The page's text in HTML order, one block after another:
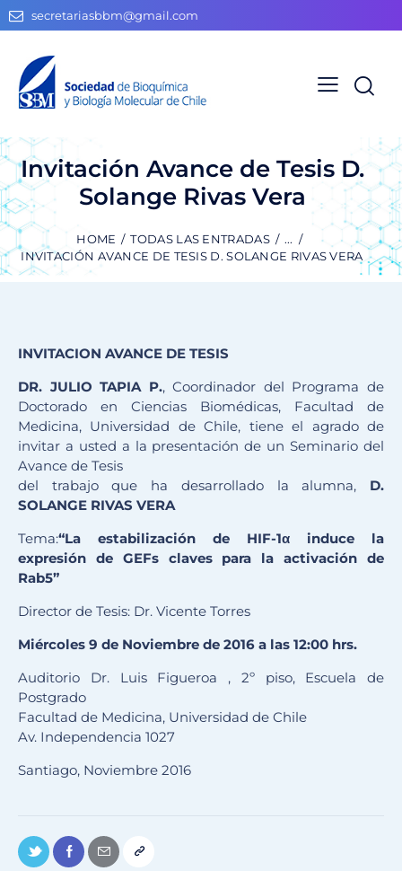
secretariasbbm@gmail.com
Invitación Avance de Tesis D.
Solange Rivas Vera
HOME TODAS LAS ENTRADAS
...
INVITACIÓN AVANCE DE TESIS D. SOLANGE RIVAS VERA
INVITACION AVANCE DE TESIS
DR. JULIO TAPIA P., Coordinador del Programa de
Doctorado en Ciencias Biomédicas, Facultad de
Medicina, Universidad de Chile, tiene el agrado de
invitar a usted a la presentación de un Seminario del
Avance de Tesis
del trabajo que ha desarrollado la alumna, D.
SOLANGE RIVAS VERA
Tema:“La estabilización de HIF-1α induce la
expresión de GEFs claves para la activación de
Rab5”
Director de Tesis: Dr. Vicente Torres
Miércoles 9 de Noviembre de 2016 a las 12:00 hrs.
Auditorio Dr. Luis Figueroa , 2º piso, Escuela de
Postgrado
Facultad de Medicina, Universidad de Chile
Av. Independencia 1027
Santiago, Noviembre 2016